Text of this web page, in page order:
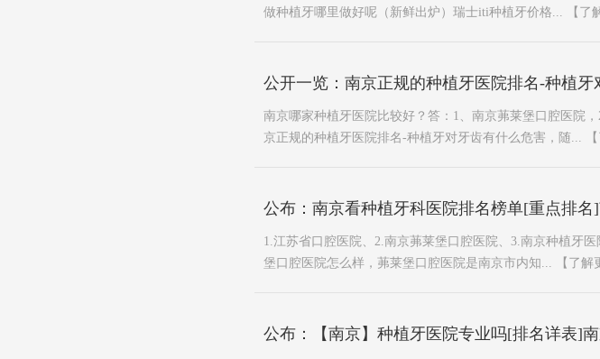
做种植牙哪里做好呢（新鲜出炉）瑞士iti种植牙价格...
【了
公开一览：南京正规的种植牙医院排名-种植牙
南京哪家种植牙医院比较好？答：1、南京茀莱堡口腔医院
京正规的种植牙医院排名-种植牙对牙齿有什么危害，随...
公布：南京看种植牙科医院排名榜单[重点排
1.江苏省口腔医院、2.南京茀莱堡口腔医院、3.南京种植牙
堡口腔医院怎么样，茀莱堡口腔医院是南京市内知...
【了解
公布：【南京】种植牙医院专业吗[排名详表]